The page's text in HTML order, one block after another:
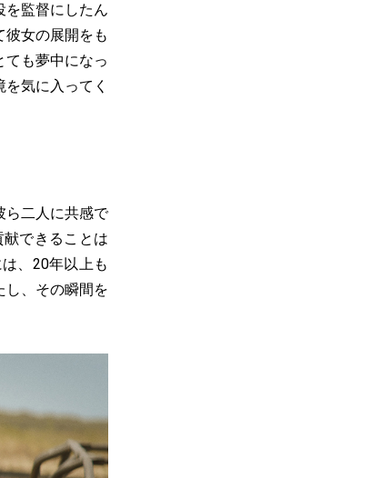
を監督にしたん
女の展開をも
ても夢中になっ
気に入ってく
ら二人に共感で
できることは
、20年以上も
し、その瞬間を